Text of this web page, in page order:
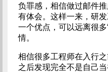
负罪感，相信做过邮件
有体会。这样一来，研
一个优点，可以远离很
情。
相信很多工程师在入行
之后发现完全不是自己